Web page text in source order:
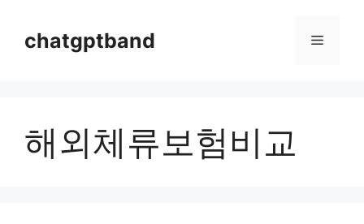
chatgptband 메
해외체류보험비교